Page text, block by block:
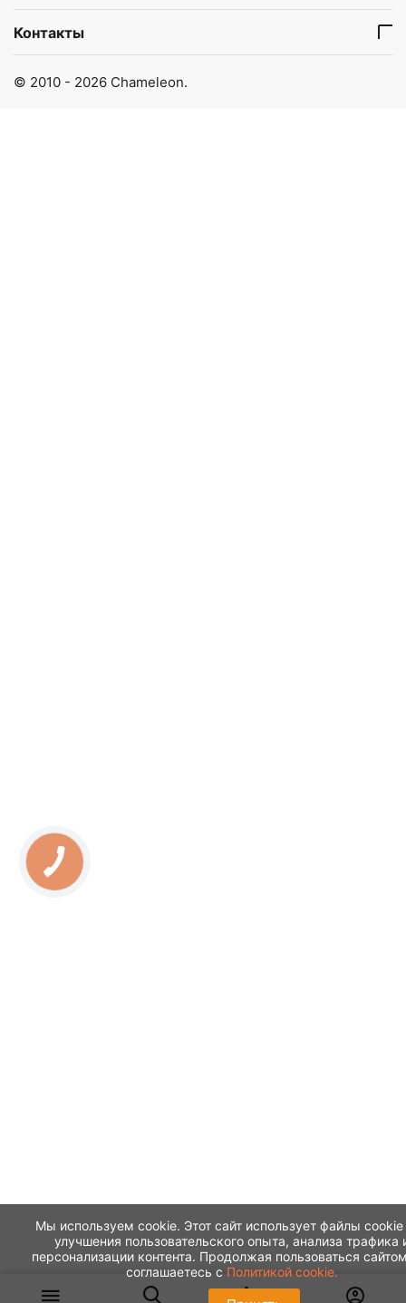
Контакты
© 2010 - 2026 Chameleon.
Мы используем cookie. Этот сайт использует файлы cookie
улучшения пользовательского опыта, анализа трафика
персонализации контента. Продолжая пользоваться
соглашаетесь с Политикой cookie.